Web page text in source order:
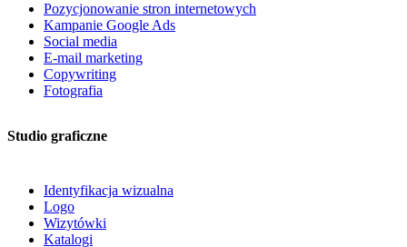
Pozycjonowanie stron internetowych
Kampanie Google Ads
Social media
E-mail marketing
Copywriting
Fotografia
Studio graficzne
Identyfikacja wizualna
Logo
Wizytówki
Katalogi